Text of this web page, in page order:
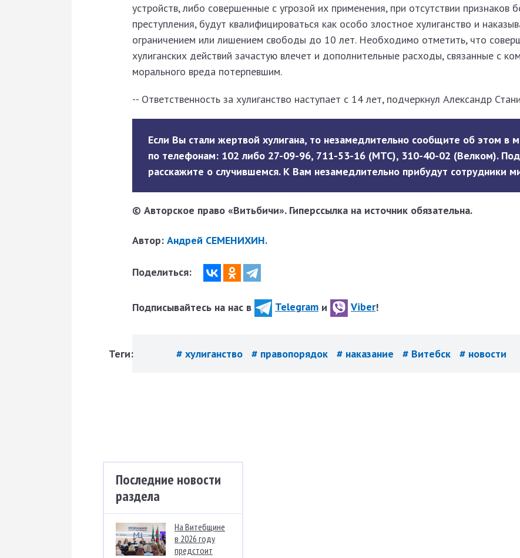
устройств, либо совершенные с угрозой их применения, при отсутствии признаков
преступления, будут квалифицироваться как особо злостное хулиганство и
ограничением или лишением свободы до 10 лет. Необходимо отметить, что
хулиганских действий зачастую влечет и дополнительные расходы, связанные с
морального вреда потерпевшим.
-- Ответственность за хулиганство наступает с 14 лет, подчеркнул Александр
Если Вы стали жертвой хулигана, то незамедлительно сообщите об этом в
по телефонам: 102 либо 27-09-96, 711-53-16 (МТС), 310-40-02 (Велком).
расскажите о случившемся. К Вам незамедлительно прибудут сотрудники
© Авторское право «Витьбичи». Гиперссылка на источник обязательна.
Автор: Андрей СЕМЕНИХИН.
Поделиться:
Подписывайтесь на нас в Telegram и Viber!
Теги: # хулиганство # правопорядок # наказание # Витебск # новости
Последние новости
раздела
На Витебщине
в 2026 году
предстоит